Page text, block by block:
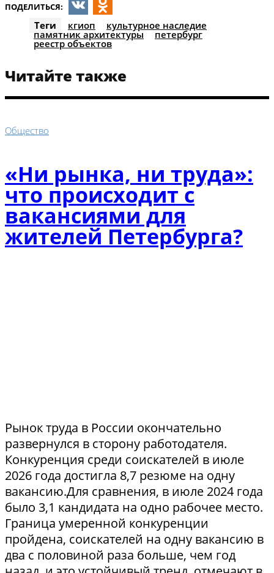
ПОДЕЛИТЬСЯ:
VKOdnoklassniki
Теги кгиоп культурное наследие
памятник архитектуры петербург
реестр объектов
Читайте также
Общество
«Ни рынка, ни труда»:
что происходит с
вакансиями для
жителей Петербурга?
Рынок труда в России окончательно
развернулся в сторону работодателя.
Конкуренция среди соискателей в июле
2026 года достигла 8,7 резюме на одну
вакансию.Для сравнения, в июле 2024 года
было 3,1 кандидата на одно рабочее место.
Граница умеренной конкуренции
пройдена, соискателей на одну вакансию в
два с половиной раза больше, чем год